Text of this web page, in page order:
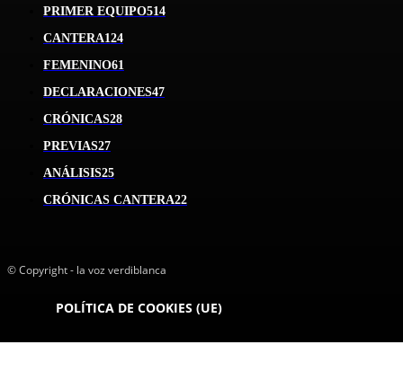
PRIMER EQUIPO514
CANTERA124
FEMENINO61
DECLARACIONES47
CRÓNICAS28
PREVIAS27
ANÁLISIS25
CRÓNICAS CANTERA22
© Copyright - la voz verdiblanca
POLÍTICA DE COOKIES (UE)